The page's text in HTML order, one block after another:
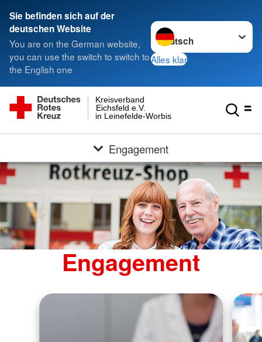
Sie befinden sich auf der
deutschen Website
You are on the German website,
you can use the switch to switch to
the English one
Sprache wechseln zu
Alles klar
in Leinefelde-Worbis
Eichsfeld e.V.
Kreisverband
Engagement
Engagement